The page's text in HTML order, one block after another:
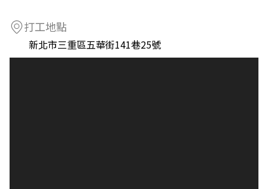
打工地點
新北市三重區五華街141巷25號